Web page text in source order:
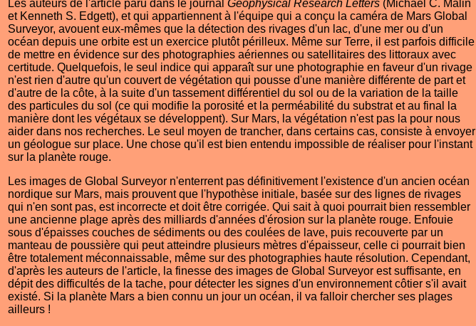
Les auteurs de l'article paru dans le journal Geophysical Research Letters (Michael C. Malin
et Kenneth S. Edgett), et qui appartiennent à l'équipe qui a conçu la caméra de Mars Global
Surveyor, avouent eux-mêmes que la détection des rivages d'un lac, d'une mer ou d'un
océan depuis une orbite est un exercice plutôt périlleux. Même sur Terre, il est parfois difficile
de mettre en évidence sur des photographies aériennes ou satellitaires des littoraux avec
certitude. Quelquefois, le seul indice qui apparaît sur une photographie en faveur d'un rivage
n'est rien d'autre qu'un couvert de végétation qui pousse d'une manière différente de part et
d'autre de la côte, à la suite d'un tassement différentiel du sol ou de la variation de la taille
des particules du sol (ce qui modifie la porosité et la perméabilité du substrat et au final la
manière dont les végétaux se développent). Sur Mars, la végétation n'est pas la pour nous
aider dans nos recherches. Le seul moyen de trancher, dans certains cas, consiste à envoyer
un géologue sur place. Une chose qu'il est bien entendu impossible de réaliser pour l'instant
sur la planète rouge.
Les images de Global Surveyor n'enterrent pas définitivement l'existence d'un ancien océan
nordique sur Mars, mais prouvent que l'hypothèse initiale, basée sur des lignes de rivages
qui n'en sont pas, est incorrecte et doit être corrigée. Qui sait à quoi pourrait bien ressembler
une ancienne plage après des milliards d'années d'érosion sur la planète rouge. Enfouie
sous d'épaisses couches de sédiments ou des coulées de lave, puis recouverte par un
manteau de poussière qui peut atteindre plusieurs mètres d'épaisseur, celle ci pourrait bien
être totalement méconnaissable, même sur des photographies haute résolution. Cependant,
d'après les auteurs de l'article, la finesse des images de Global Surveyor est suffisante, en
dépit des difficultés de la tache, pour détecter les signes d'un environnement côtier s'il avait
existé. Si la planète Mars a bien connu un jour un océan, il va falloir chercher ses plages
ailleurs !